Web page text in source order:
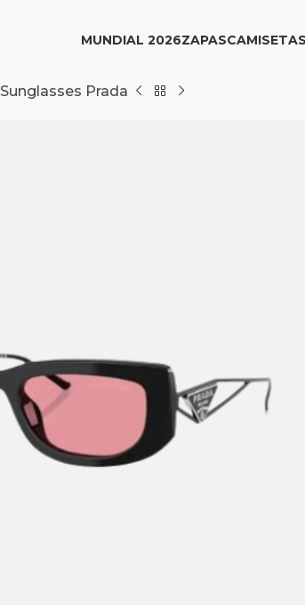
MUNDIAL 2026ZAPASCAMISETAS
Sunglasses Prada